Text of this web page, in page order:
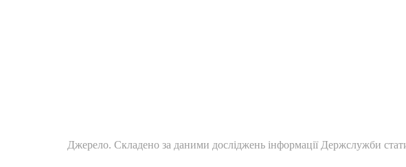
Джерело. Складено за даними досліджень інформації Держслужби